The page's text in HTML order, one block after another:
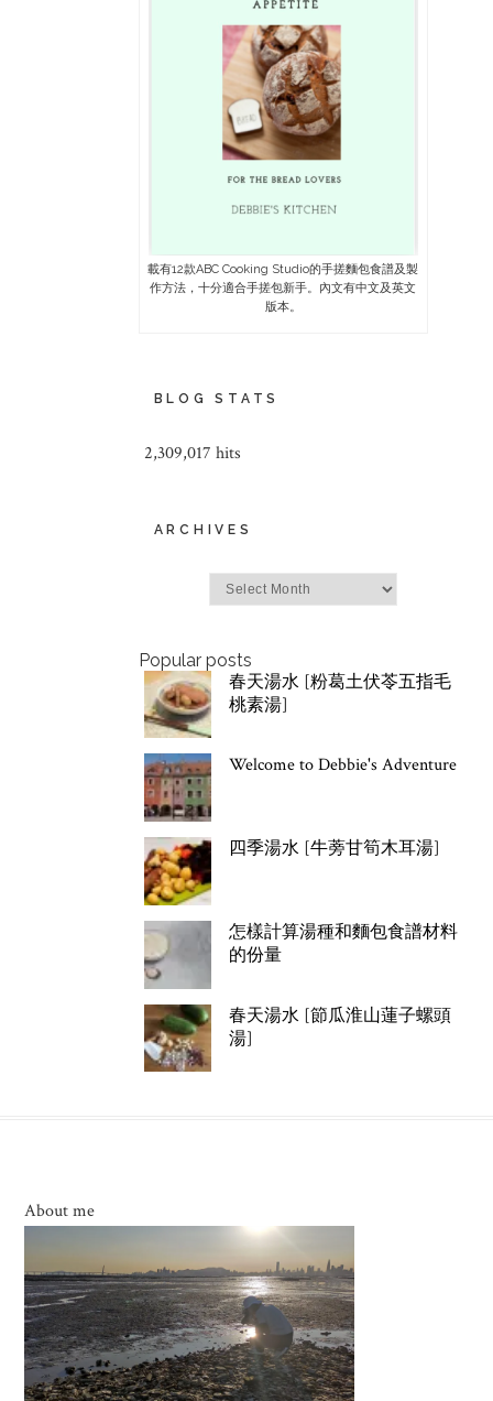
載有12款ABC Cooking Studio的手搓麵包食譜及製
作方法，十分適合手搓包新手。內文有中文及英文
版本。
BLOG STATS
2,309,017 hits
ARCHIVES
Popular posts
春天湯水 [粉葛土伏苓五指毛
桃素湯]
Welcome to Debbie's Adventure
四季湯水 [牛蒡甘筍木耳湯]
怎樣計算湯種和麵包食譜材料
的份量
春天湯水 [節瓜淮山蓮子螺頭
湯]
About me